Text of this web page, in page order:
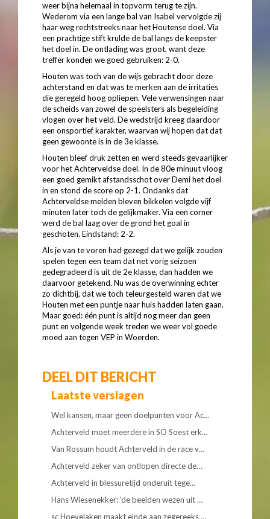
weer bijna helemaal in topvorm terug te zijn.
Wederom via een lange bal van Isabel vervolgde zij
haar weg rechtstreeks naar het Houtense doel. Via
een prachtige stift krulde de bal langs de keepster
het doel in. De ontlading was groot, want deze
treffer konden we goed gebruiken: 2-0.
Houten was toch van de wijs gebracht door deze
achterstand en dat was te merken aan de irritaties
die geregeld hoog opliepen. Vele verwensingen naar
de scheids van zowel de speelsters als begeleiding
vlogen over het veld. De wedstrijd kreeg daardoor
een onsportief karakter, waarvan wij hopen dat dat
geen gewoonte is in de 3e klasse.
Houten bleef druk zetten en werd steeds gevaarlijker
voor het Achterveldse doel. In de 80e minuut vloog
een goed gemikt afstandsschot over Demi het doel
in en stond de score op 2-1. Ondanks dat
Achterveldse meiden bleven bikkelen volgde vijf
minuten later toch de gelijkmaker. Via een corner
werd de bal laag over de grond het goal in
geschoten. Eindstand: 2-2.
Als je van te voren had gezegd dat we gelijk zouden
spelen tegen een team dat net vorig seizoen
gedegradeerd is uit de 2e klasse, dan hadden we
daarvoor getekend. Nu was de overwinning echter
zo dichtbij, dat we toch teleurgesteld waren dat we
Houten met een puntje naar huis hadden laten gaan.
Maar goed: één punt is altijd nog meer dan geen
punt en volgende week treden we weer vol goede
moed aan tegen VEP in Woerden.
DEEL DIT BERICHT
Laatste verslagen
Wel kansen, maar geen doelpunten voor Ac…
Achterveld moet meerdere in SO Soest erk…
Van Rossum houdt Achterveld in de race v…
Achterveld zeker van ontlopen directe de…
Achterveld in blessuretijd onderuit tege…
Hans Wiesenekker: ‘de beelden wezen uit …
sc Hoevelaken maakt einde aan zegereeks …